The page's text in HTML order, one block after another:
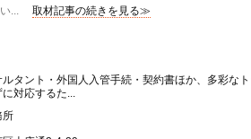
...
取材記事の続きを見る≫
タント・外国人入管手続・契約書ほか、多彩な
対応するた...
所